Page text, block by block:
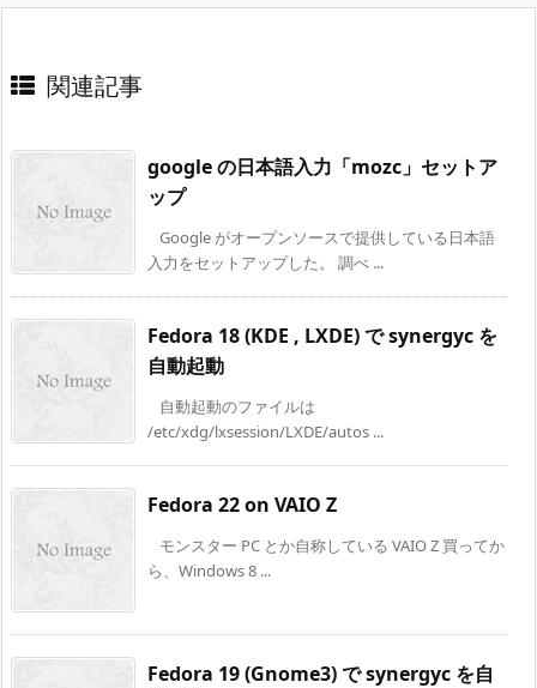
関連記事
google の日本語入力「mozc」セットア
ップ
Google がオープンソースで提供している日本語
入力をセットアップした。 調べ ...
Fedora 18 (KDE , LXDE) で synergyc を
自動起動
自動起動のファイルは
/etc/xdg/lxsession/LXDE/autos ...
Fedora 22 on VAIO Z
モンスター PC とか自称している VAIO Z 買ってか
ら、Windows 8 ...
Fedora 19 (Gnome3) で synergyc を自